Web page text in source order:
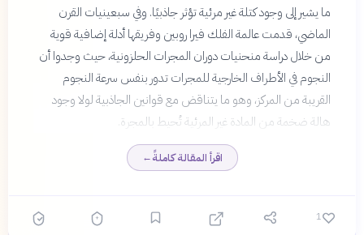
ما يشير إلى وجود كتلة غير مرئية تؤثر جاذبيًا. وفي سبعينيات القرن
الماضي، قدمت عالمة الفلك فيرا روبين وفريقها أدلة إضافية قوية
من خلال دراسة منحنيات دوران المجرات الحلزونية، حيث وجدوا أن
النجوم في الأطراف الخارجية للمجرات تدور بنفس سرعة النجوم
القريبة من المركز، وهو ما يتناقض مع قوانين الجاذبية لولا وجود
هالة ضخمة من المادة غير المرئية تُحيط بالمجرة.
اقرأ المقالة كاملةً←
1